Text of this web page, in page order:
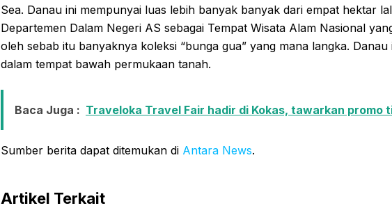
Sea. Danau ini mempunyai luas lebih banyak banyak dari empat hektar
Departemen Dalam Negeri AS sebagai Tempat Wisata Alam Nasional
oleh sebab itu banyaknya koleksi “bunga gua” yang mana langka.
dalam tempat bawah permukaan tanah.
Baca Juga : Traveloka Travel Fair hadir di Kokas, tawarkan promo
Sumber berita dapat ditemukan di Antara News.
Artikel Terkait